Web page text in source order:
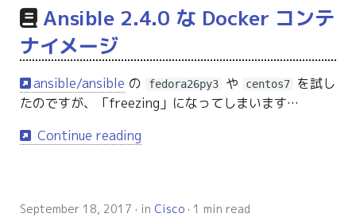
Ansible 2.4.0 な Docker コンテ
ナイメージ
ansible/ansible の fedora26py3 や centos7
を試し
たのですが、「freezing」になってしまいます…
Continue reading
September 18, 2017 in Cisco 1 min read